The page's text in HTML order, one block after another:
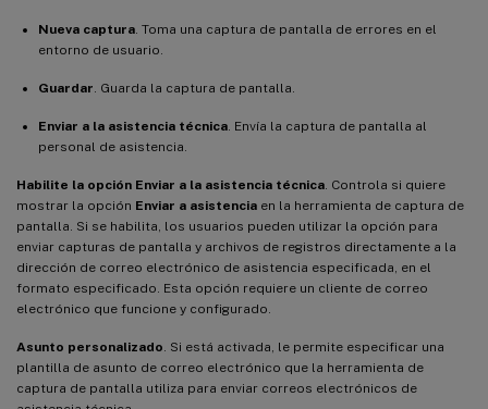
Nueva captura . Toma una captura de pantalla de errores en el
entorno de usuario.
Guardar . Guarda la captura de pantalla.
Enviar a la asistencia técnica . Envía la captura de pantalla al
personal de asistencia.
Habilite la opción Enviar a la asistencia técnica . Controla si quiere
mostrar la opción Enviar a asistencia en la herramienta de captura de
pantalla. Si se habilita, los usuarios pueden utilizar la opción para
enviar capturas de pantalla y archivos de registros directamente a la
dirección de correo electrónico de asistencia especificada, en el
formato especificado. Esta opción requiere un cliente de correo
electrónico que funcione y configurado.
Asunto personalizado . Si está activada, le permite especificar una
plantilla de asunto de correo electrónico que la herramienta de
captura de pantalla utiliza para enviar correos electrónicos de